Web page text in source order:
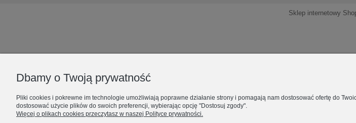
Sklep internetowy
Dbamy o Twoją prywatność
Pliki cookies i pokrewne im technologie umożliwiają poprawne działanie strony i pomagają nam dostosować ofertę do
dostosować użycie plików do swoich preferencji, wybierając opcję "Dostosuj zgody".
Więcej o plikach cookies przeczytasz w naszej Polityce prywatności.